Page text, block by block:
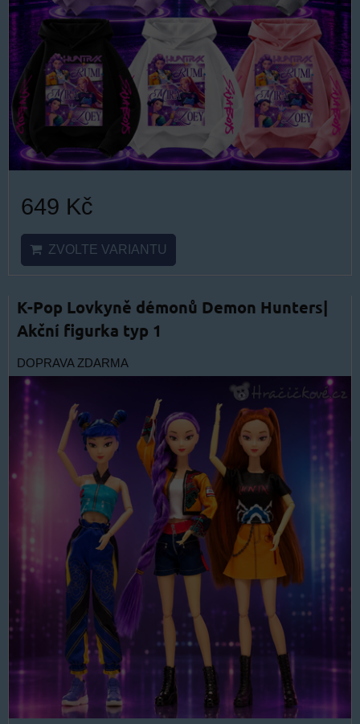
649 Kč
ZVOLTE VARIANTU
K-Pop Lovkyně démonů Demon Hunters|
Akční figurka typ 1
DOPRAVA ZDARMA